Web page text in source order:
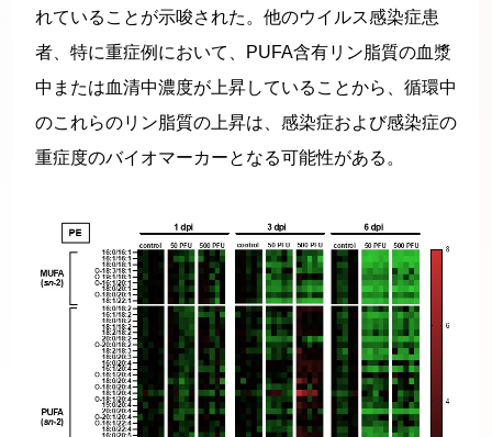
れていることが示唆された。他のウイルス感染症患
者、特に重症例において、PUFA含有リン脂質の血漿
中または血清中濃度が上昇していることから、循環中
のこれらのリン脂質の上昇は、感染症および感染症の
重症度のバイオマーカーとなる可能性がある。